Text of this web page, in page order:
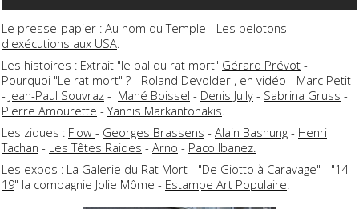
Le presse-papier : Au nom du Temple - Les pelotons
d'exécutions aux USA
Les histoires : Extrait "le bal du rat mort" Gérard Prévot -
Pourquoi "Le rat mort" ? - Roland Devolder , en vidéo - Marc Petit
- Jean-Paul Souvraz - Mahé Boissel - Denis Jully - Sabrina Gruss -
Pierre Amourette -Yannis Markantonakis
Les ziques : Flow - Georges Brassens - Alain Bashung - Henri
Tachan - Les Têtes Raides - Arno - Paco Ibanez.
Les expos : La Galerie du Rat Mort - "De Giotto à Caravage" - "14-
19" la compagnie Jolie Môme - Estampe Art Populaire